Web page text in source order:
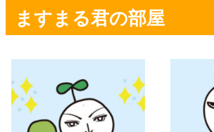
ますまる君の部屋